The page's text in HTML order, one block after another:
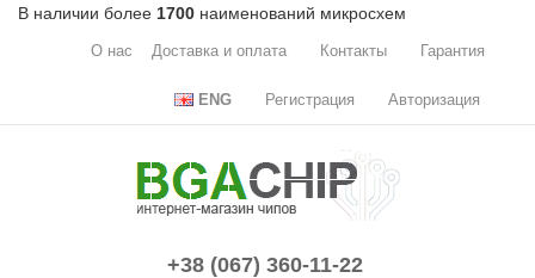
В наличии более 1700 наименований микросхем
О нас Доставка и оплата Контакты Гарантия
ENG Регистрация Авторизация
+38 (067) 360-11-22